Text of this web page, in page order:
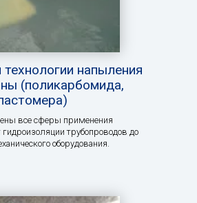
напыления
(поликарбомида,
все сферы применения
трубопроводов до
оборудования.